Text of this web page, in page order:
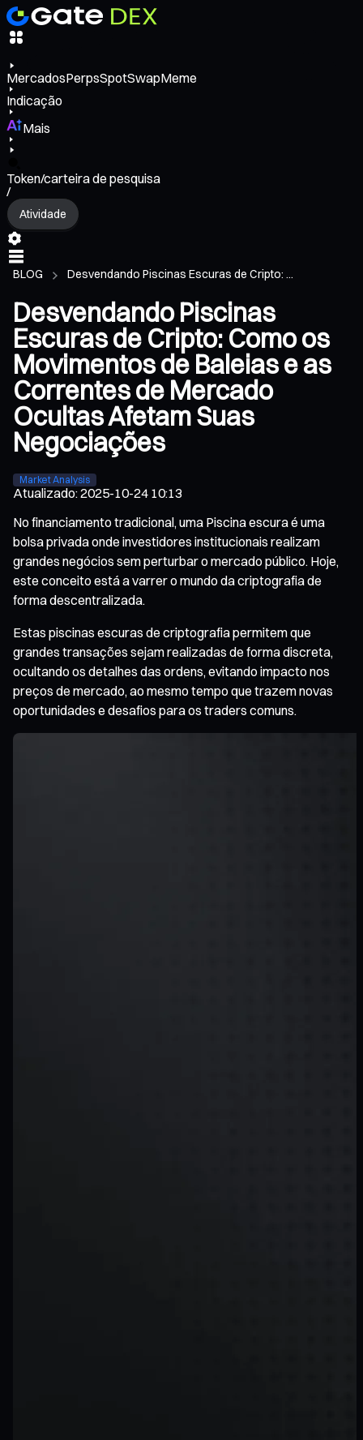
MercadosPerpsSpotSwapMeme
Indicação
Mais
Token/carteira de pesquisa
/
Atividade
BLOG Desvendando Piscinas Escuras de Cripto: ...
Desvendando Piscinas
Escuras de Cripto: Como os
Movimentos de Baleias e as
Correntes de Mercado
Ocultas Afetam Suas
Negociações
Market Analysis
Atualizado:2025-10-24 10:13
No financiamento tradicional, uma Piscina escura é uma
bolsa privada onde investidores institucionais realizam
grandes negócios sem perturbar o mercado público. Hoje,
este conceito está a varrer o mundo da criptografia de
forma descentralizada.
Estas piscinas escuras de criptografia permitem que
grandes transações sejam realizadas de forma discreta,
ocultando os detalhes das ordens, evitando impacto nos
preços de mercado, ao mesmo tempo que trazem novas
oportunidades e desafios para os traders comuns.